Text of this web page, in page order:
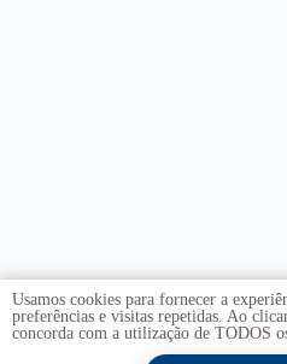
Usamos cookies para fornecer a
preferências e visitas repetidas. Ao
concorda com a utilização de TODOS